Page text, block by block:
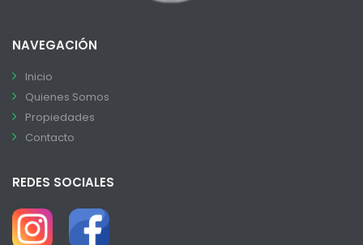
NAVEGACIÓN
Inicio
Quienes Somos
Propiedades
Contacto
REDES SOCIALES